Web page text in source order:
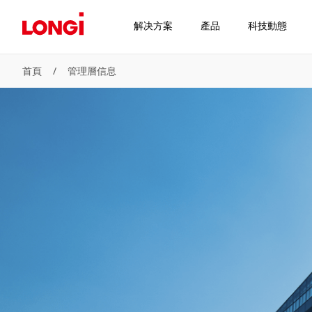
解决方案 產品 科技動態
首頁 / 管理層信息